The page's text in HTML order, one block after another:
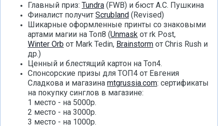
Главный приз: Tundra (FWB) и бюст А.С. Пушкина
Финалист получит Scrubland (Revised)
Шикарные оформленные принты со знаковыми
артами магии на Топ8 (Unmask от rk Post,
Winter Orb от Mark Tedin, Brainstorm от Chris Rush и
др.)
Ценный и блестящий картон на Топ4.
Спонсорские призы для ТОП4 от Евгения
Сладкова и магазина mtgrussia.com: сертификаты
на покупку синглов в магазине:
1 место - на 5000р.
2 место - на 3000р.
3 место - на 1000р.